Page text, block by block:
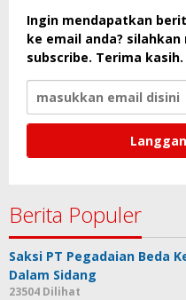
Ingin mendapatkan
ke email anda?
subscribe. Terima kasih.
Berita Populer
Saksi PT Pegadaian Beda
Dalam Sidang
23504 Dilihat